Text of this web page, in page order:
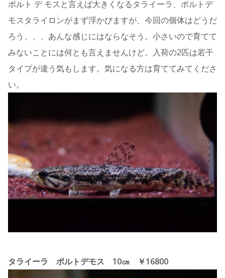
ポルト デ モスと言えば大きくなるタライーラ、ポルトデ
モスタライロンがまず浮かびますが、今回の個体はどうだ
ろう、、、あんな感じにはならなそう。小さいので育てて
みないことには何とも言えませんけど。入荷の2匹は若干
タイプが違う気もします。気になる方は育ててみてくださ
い。
タライーラ ポルトデモス 10㎝ ￥16800